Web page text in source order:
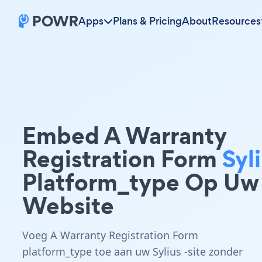
Apps Plans & PricingAboutResources
Embed A Warranty
Registration Form
Platform_type Op Uw
Website
Voeg A Warranty Registration Form
platform_type toe aan uw Sylius -site zonder